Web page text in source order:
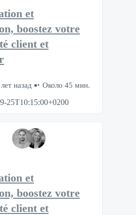
et
boostez votre
client et
назад
Около 45 мин.
25T10:15:00+0200
et
boostez votre
client et